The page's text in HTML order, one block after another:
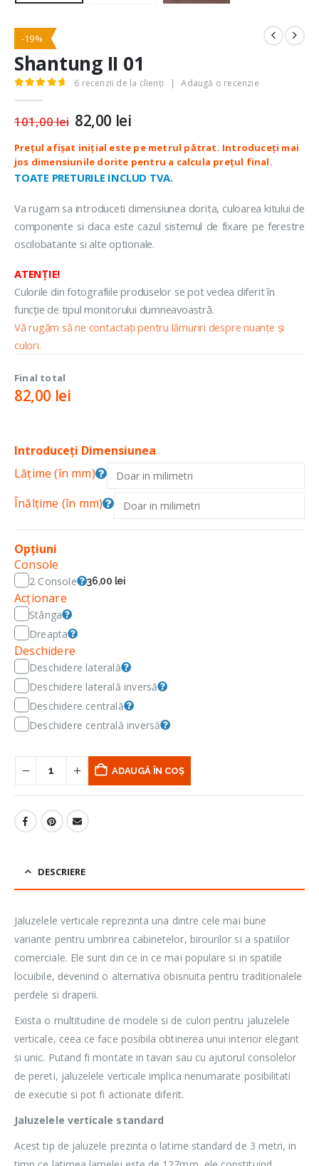
-19%
Shantung II 01
6 recenzii de la clienți Adaugă o recenzie
101,00lei Prețul
inițial
a
fost:
101,00 lei.
82,00 leiPrețul
este:
82,00 lei.
TOATE PRETURILE INCLUD TVA.
Va rugam sa introduceti dimensiunea dorita, culoarea kitului de
componente si daca este cazul sistemul de fixare pe ferestre
oscilobatante si alte optionale.
ATENȚIE!
Culorile din fotografiile produselor se pot vedea diferit în
funcție de tipul monitorului dumneavoastră.
Vă rugăm să ne contactați pentru lămuriri despre nuanțe și
culori.
Final total
82,00 lei
Introduceți Dimensiunea
Lățime (în mm)
Înălțime (în mm)
Opțiuni
Console
2 Console 36,00 lei
Acționare
Stânga
Dreapta
Deschidere
Deschidere laterală
Deschidere laterală inversă
Deschidere centrală
Deschidere centrală inversă
ADAUGĂ ÎN COȘ
DESCRIERE
Jaluzelele verticale reprezinta una dintre cele mai bune
variante pentru umbrirea cabinetelor, birourilor si a spatiilor
comerciale. Ele sunt din ce in ce mai populare si in spatiile
locuibile, devenind o alternativa obisnuita pentru traditionalele
perdele si draperii.
Exista o multitudine de modele si de culori pentru jaluzelele
verticale, ceea ce face posibila obtinerea unui interior elegant
si unic. Putand fi montate in tavan sau cu ajutorul consolelor
de pereti, jaluzelele verticale implica nenumarate posibilitati
de executie si pot fi actionate diferit.
Jaluzelele verticale standard
Acest tip de jaluzele prezinta o latime standard de 3 metri, in